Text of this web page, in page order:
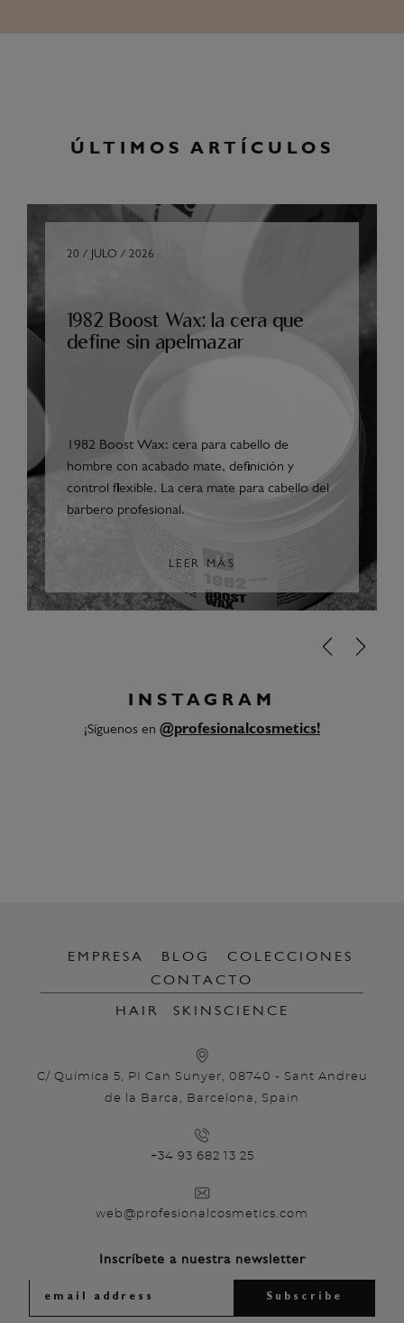
ÚLTIMOS ARTÍCULOS
20 / JULO / 2026
1982 Boost Wax: la cera que
define sin apelmazar
1982 Boost Wax: cera para cabello de
hombre con acabado mate, definición y
control flexible. La cera mate para cabello del
barbero profesional.
LEER MÁS
INSTAGRAM
¡Síguenos en @profesionalcosmetics!
EMPRESA BLOG
COLECCIONES
CONTACTO
HAIR SKINSCIENCE
C/ Química 5, PI Can Sunyer, 08740 - Sant Andreu
de la Barca, Barcelona, Spain
+34 93 682 13 25
web@profesionalcosmetics.com
Inscríbete a nuestra newsletter